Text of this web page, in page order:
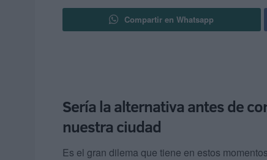
Compartir en Whatsapp
Sería la alternativa antes de
nuestra ciudad
Es el gran dilema que tiene en estos